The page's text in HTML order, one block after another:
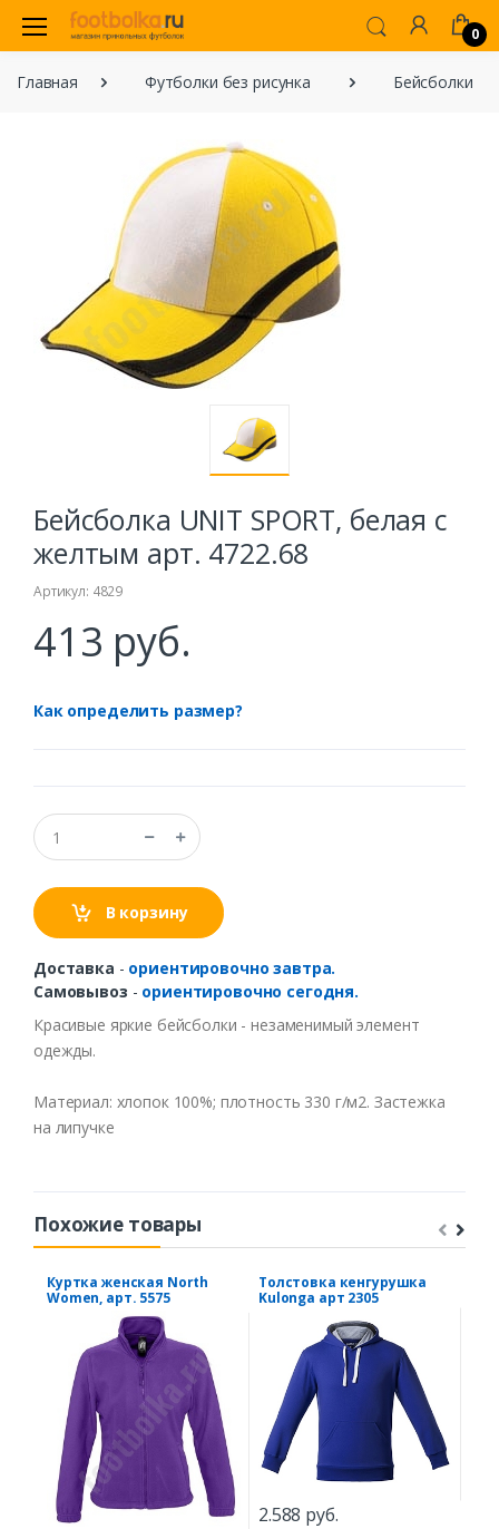
0
Главная Футболки без рисунка Бейсболки
Бейсболка UNIT SPORT, белая с
желтым арт. 4722.68
Артикул: 4829
413 руб.
Как определить размер?
В корзину
Доставка - ориентировочно завтра.
Самовывоз - ориентировочно сегодня.
Красивые яркие бейсболки -незаменимый элемент
одежды.
Материал: хлопок100%; плотность 330 г/м2. Застежка
на липучке
Похожие товары
Куртка женская North
Women, арт. 5575
Толстовка кенгурушка
Kulonga арт 2305
2.588 руб.